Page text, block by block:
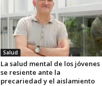
Salud
La salud mental de los jóvenes
se resiente ante la
precariedad y el aislamiento